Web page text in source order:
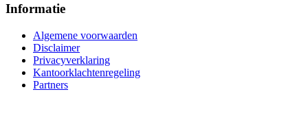
Informatie
Algemene voorwaarden
Disclaimer
Privacyverklaring
Kantoorklachtenregeling
Partners